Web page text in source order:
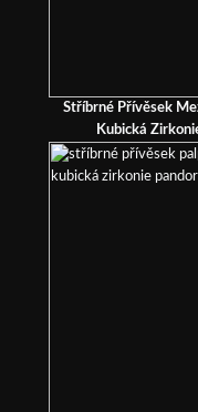
Stříbrné Přívěsek
Kubická